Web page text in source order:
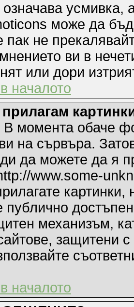
усмивка,
може да
пак не
ви в
или дори
началото
момента обаче
на сървъра.
да можете да я
www.some-
публично
механизъм,
защитени
началото